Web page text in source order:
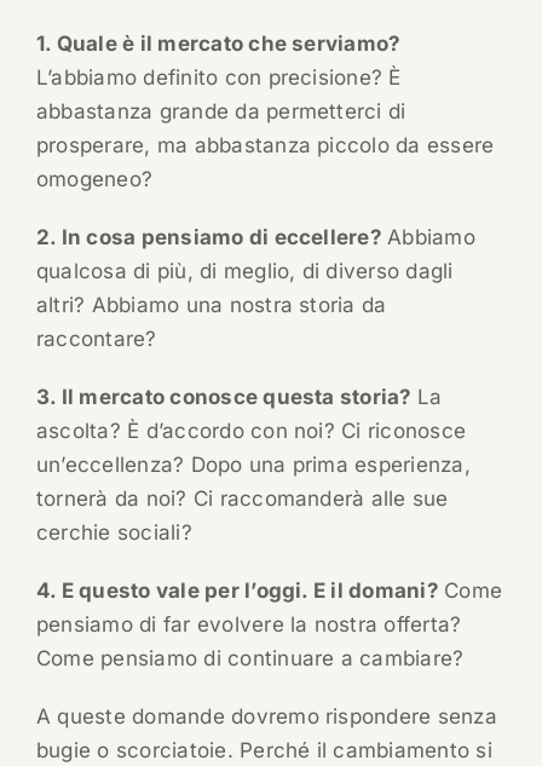
1. Quale è il mercato che serviamo?
L’abbiamo definito con precisione? È
abbastanza grande da permetterci di
prosperare, ma abbastanza piccolo da essere
omogeneo?
2. In cosa pensiamo di eccellere?Abbiamo
qualcosa di più, di meglio, di diverso dagli
altri? Abbiamo una nostra storia da
raccontare?
3. Il mercato conosce questa storia? La
ascolta? È d’accordo con noi? Ci riconosce
un’eccellenza? Dopo una prima esperienza,
tornerà da noi? Ci raccomanderà alle sue
cerchie sociali?
4. E questo vale per l’oggi. E il domani? Come
pensiamo di far evolvere la nostra offerta?
Come pensiamo di continuare a cambiare?
A queste domande dovremo rispondere senza
bugie o scorciatoie. Perché il cambiamento si